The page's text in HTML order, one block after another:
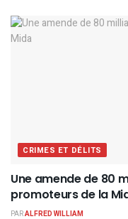
CRIMES ET DÉLITS
Une amende de 80
promoteurs de la
PARALFRED WILLIAM